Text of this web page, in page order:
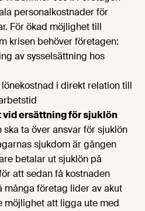
personalkostnader för
För ökad möjlighet till
krisen behöver företagen:
av sysselsättning hos
i direkt relation till
ersättning för sjuklön
ta över ansvar för sjuklön
sjukdom är gången
betalar ut sjuklön på
att sedan få kostnaden
många företag lider av akut
möjlighet att ligga ute med